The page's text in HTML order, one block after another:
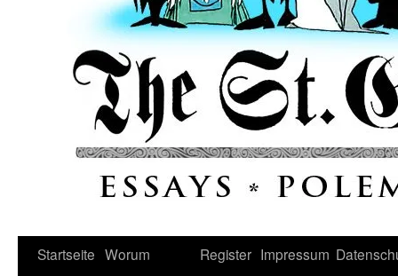
Startseite Worum
Register Impressum